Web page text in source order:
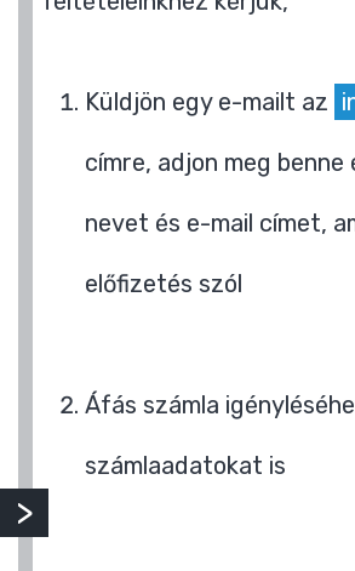
Küldjön egy e-mailt az
címre, adjon meg
nevet és e-mail címet,
előfizetés szól
Áfás számla
számlaadatokat is